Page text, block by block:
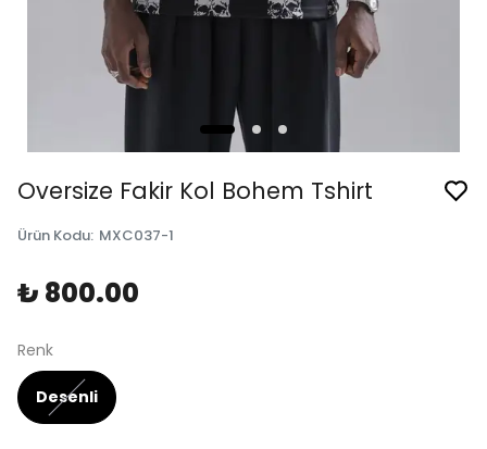
Oversize Fakir Kol Bohem Tshirt
Ürün Kodu: MXC037-1
₺ 800.00
Renk
Desenli